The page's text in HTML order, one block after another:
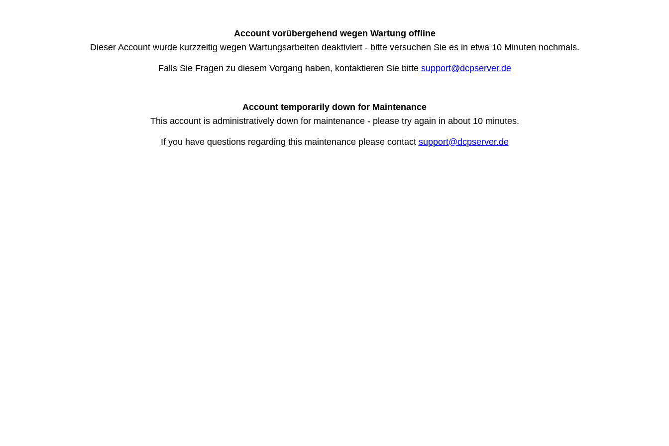
Account vorübergehend wegen Wartung offline
Dieser Account wurde kurzzeitig wegen Wartungsarbeiten deaktiviert - bitte versuchen Sie es in etwa 10 Minuten nochmals.
Falls Sie Fragen zu diesem Vorgang haben, kontaktieren Sie bitte support@dcpserver.de
Account temporarily down for Maintenance
This account is administratively down for maintenance - please try again in about 10 minutes.
If you have questions regarding this maintenance please contact support@dcpserver.de